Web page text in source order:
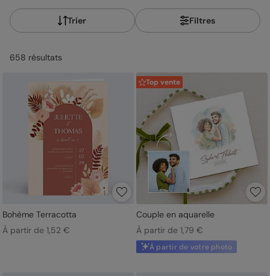
la collection et faites de votre mariage un moment inoubliable,
des finitions dorées aux cartes à planter garnies de graines,
jusqu'à la carte de remerciement assortie pour prolonger
Trier Filtres
658 résultats
Bohème Terracotta
À partir de 1,52 €
Top vente
Couple en aquarelle
À partir de 1,79 €
À partir de votre photo